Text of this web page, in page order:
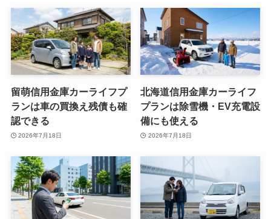
留萌信用金庫カーライフプ
ランは車の買換え残債も確
認できる
2026年7月18日
北海道信用金庫カーライフ
プランは除雪機・EV充電設
備にも使える
2026年7月18日